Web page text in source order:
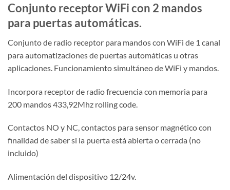
Conjunto receptor WiFi con 2 mandos
para puertas automáticas.
Conjunto de radio receptor para mandos con WiFi de 1 canal
para automatizaciones de puertas automáticas u otras
aplicaciones. Funcionamiento simultáneo de WiFi y mandos.
Incorpora receptor de radio frecuencia con memoria para
200 mandos 433,92Mhz rolling code.
Contactos NO y NC, contactos para sensor magnético con
finalidad de saber si la puerta está abierta o cerrada (no
incluido)
Alimentación del dispositivo 12/24v.